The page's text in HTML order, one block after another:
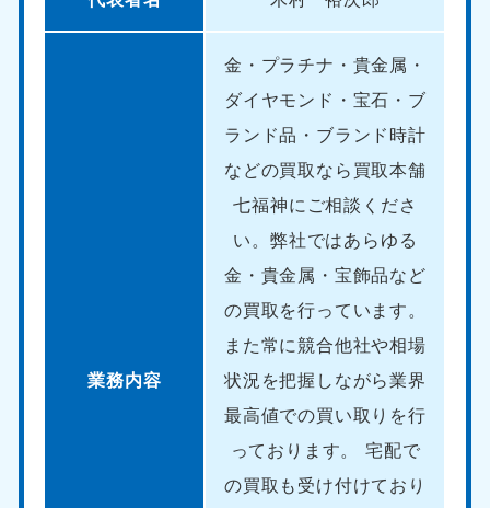
業務内容
金・プラチナ・貴金属・
ダイヤモンド・宝石・ブ
ランド品・ブランド時計
などの買取なら買取本舗
七福神にご相談くださ
い。弊社ではあらゆる
金・貴金属・宝飾品など
の買取を行っています。
また常に競合他社や相場
状況を把握しながら業界
最高値での買い取りを行
っております。 宅配で
の買取も受け付けており